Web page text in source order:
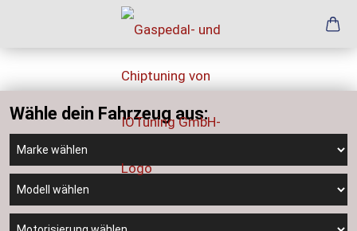
Wähle dein Fahrzeug aus: